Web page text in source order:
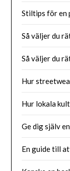
Stiltips för en
Så väljer du
Så väljer du
Hur
Hur lokala
Ge dig själv
En guide till